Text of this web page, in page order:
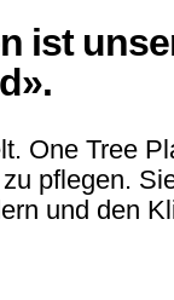
ist
One Tree
pflegen.
und den